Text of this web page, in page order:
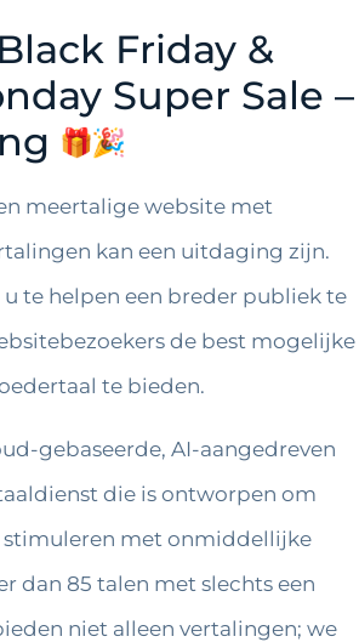
Friday &
Super Sale –
meertalige website met
kan een uitdaging zijn.
u te helpen een breder publiek te
de best mogelijke
te bieden.
gebaseerde, AI-aangedreven
die is ontworpen om
stimuleren met onmiddellijke
dan 85 talen met slechts een
niet alleen vertalingen; we